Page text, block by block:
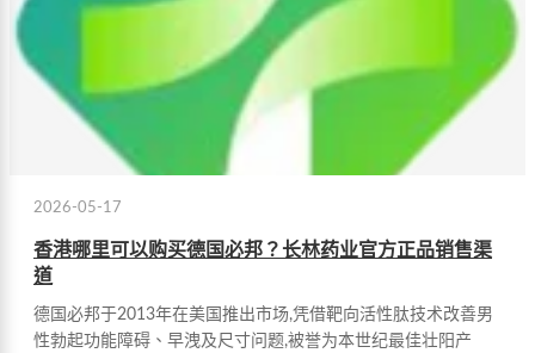
2026-05-17
香港哪里可以购买德国必邦？长林药业官方正品销售渠
道
德国必邦于2013年在美国推出市场,凭借靶向活性肽技术改善男
性勃起功能障碍、早洩及尺寸问题,被誉为本世纪最佳壮阳产